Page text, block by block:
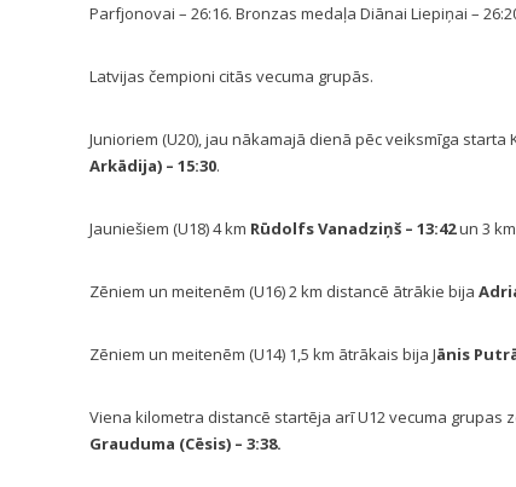
Parfjonovai – 26:16. Bronzas medaļa Diānai Liepiņai –
Latvijas čempioni citās vecuma grupās.
Junioriem (U20), jau nākamajā dienā pēc veiksmīga starta
Arkādija) – 15:30.
Jauniešiem (U18) 4 km Rūdolfs Vanadziņš – 13:42un 3 km
Zēniem un meitenēm (U16) 2 km distancē ātrākie bija
Zēniem un meitenēm (U14) 1,5 km ātrākais bija Jānis
Viena kilometra distancē startēja arī U12 vecuma grupas
Grauduma (Cēsis) – 3:38.